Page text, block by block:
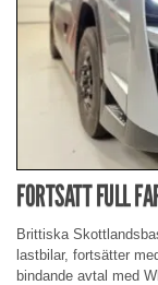
FORTSATT FULL
Brittiska
lastbilar, fortsätter
bindande avtal med